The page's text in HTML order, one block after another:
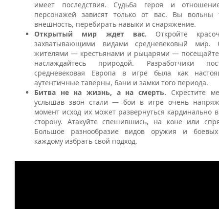
имеет последствия. Судьба героя и
персонажей зависят только от вас. Вы вольны
внешность, перебирать навыки и снаряжение.
Открытый мир ждет вас. Откройте
захватывающими видами средневековый мир.
жителями — крестьянами и рыцарями —
наслаждайтесь природой. Разработчики
средневековая Европа в игре была как
аутентичные таверны, бани и замки того периода.
Битва не на жизнь, а на смерть. Скрестите
услышав звон стали — бои в игре очень
момент исход их может развернуться кардинально
сторону. Атакуйте спешившись, на коне или
Большое разнообразие видов оружия и боевых
каждому избрать свой подход.